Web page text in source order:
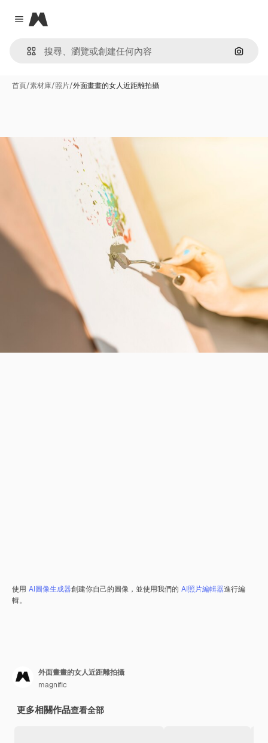
Close menu
Magnific
通過圖
首頁/素材庫/照片/外面畫畫的女人近距離拍攝
使用 AI圖像生成器創建你自己的圖像，並使用我們的 AI照片編輯器進行編
輯。
外面畫畫的女人近距離拍攝
magnific
更多相關作品查看全部